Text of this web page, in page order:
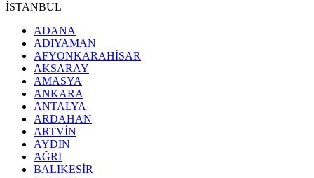
İSTANBUL
ADANA
ADIYAMAN
AFYONKARAHİSAR
AKSARAY
AMASYA
ANKARA
ANTALYA
ARDAHAN
ARTVİN
AYDIN
AĞRI
BALIKESİR